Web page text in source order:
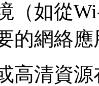
（如從
的網絡
高清資